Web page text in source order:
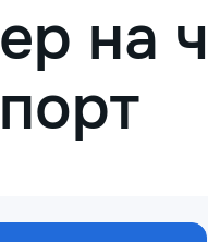
на